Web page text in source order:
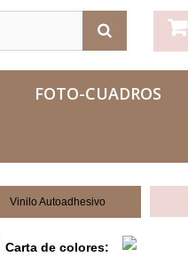
FOTO-CUADROS
Vinilo Autoadhesivo
Carta de colores: